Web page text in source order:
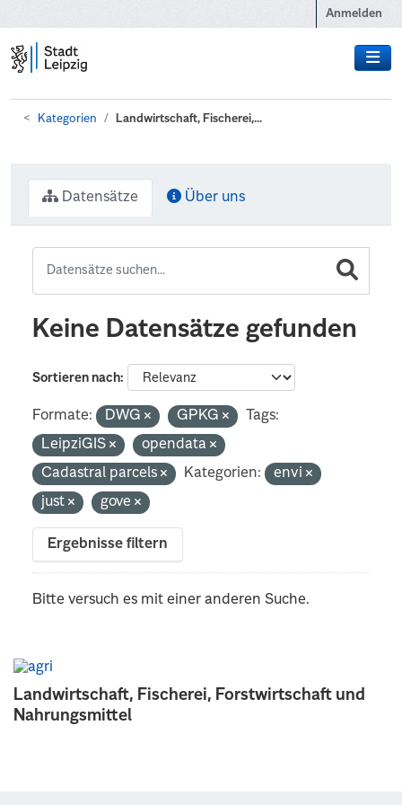
Anmelden
Kategorien Landwirtschaft, Fischerei,...
Landwirtschaft, Fischerei, Forstwirtschaft und
Nahrungsmittel
Datensätze Über uns
Keine Datensätze gefunden
Sortieren nach
Formate: DWG GPKG
Tags:
LeipziGIS
opendata
Cadastral parcels
Kategorien:
envi
just
gove
Ergebnisse filtern
Bitte versuch es mit einer anderen Suche.